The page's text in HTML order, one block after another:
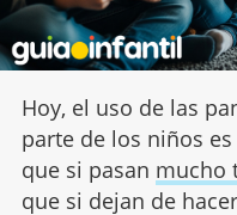
Hoy, el uso de las
parte de los niños
que si pasan mucho
que si dejan de